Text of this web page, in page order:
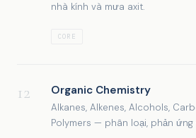
nhà kính và mưa axit.
CORE
12 Organic Chemistry
Alkanes, Alkenes, Alcohols,
Polymers — phân loại, phản ứng